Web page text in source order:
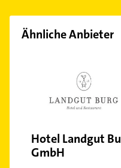
Uhlbach
Weilimdorf
Zuffenhausen
Ähnliche Anbieter
Hotel Landgut
GmbH